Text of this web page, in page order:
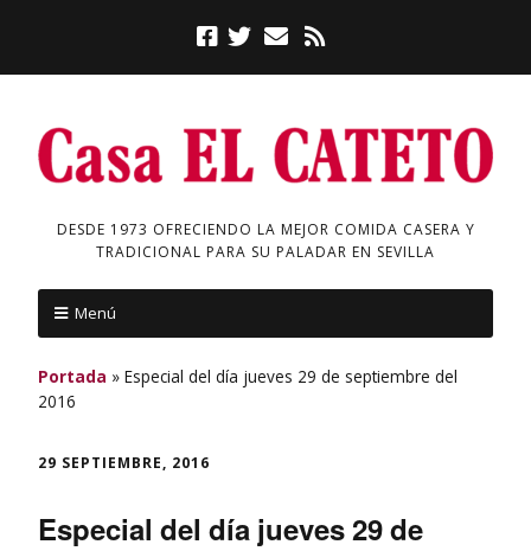
DESDE 1973 OFRECIENDO LA MEJOR COMIDA CASERA Y
TRADICIONAL PARA SU PALADAR EN SEVILLA
Menú
Portada » Especial del día jueves 29 de septiembre del
2016
29 SEPTIEMBRE, 2016
Especial del día jueves 29 de